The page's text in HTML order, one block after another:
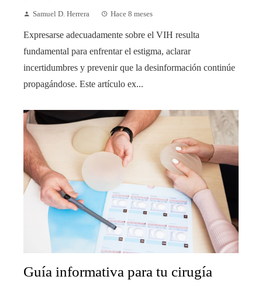
Samuel D. Herrera Hace 8 meses
Expresarse adecuadamente sobre el VIH resulta
fundamental para enfrentar el estigma, aclarar
incertidumbres y prevenir que la desinformación continúe
propagándose. Este artículo ex...
Guía informativa para tu cirugía